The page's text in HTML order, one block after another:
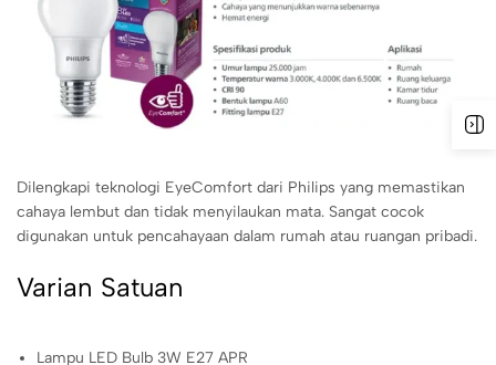
Dilengkapi teknologi EyeComfort dari Philips yang memastikan
cahaya lembut dan tidak menyilaukan mata. Sangat cocok
digunakan untuk pencahayaan dalam rumah atau ruangan pribadi.
Varian Satuan
Lampu LED Bulb 3W E27 APR